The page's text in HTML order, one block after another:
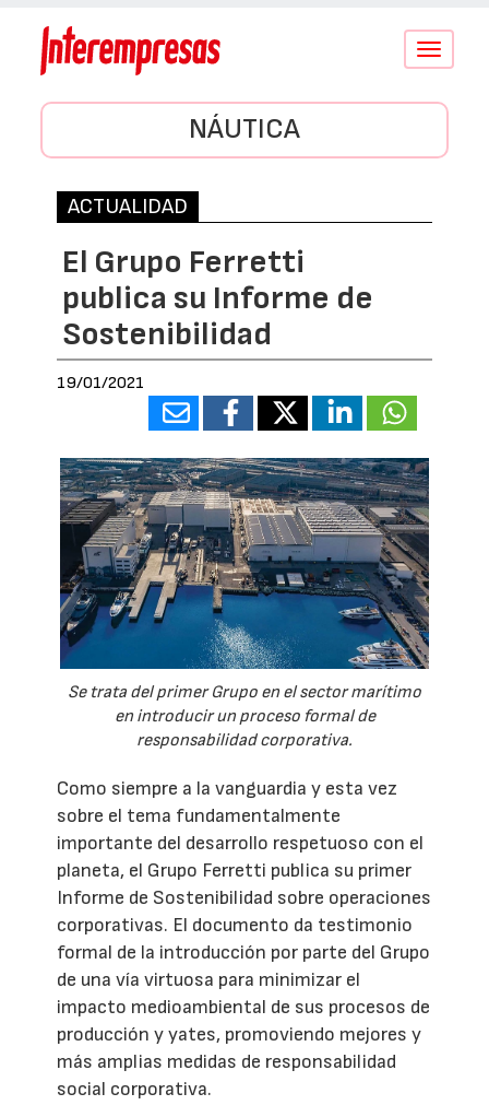
Conmutar
NÁUTICA
ACTUALIDAD
El Grupo Ferretti
publica su Informe de
Sostenibilidad
19/01/2021
Se trata del primer Grupo en el sector marítimo
en introducir un proceso formal de
responsabilidad corporativa.
Como siempre a la vanguardia y esta vez
sobre el tema fundamentalmente
importante del desarrollo respetuoso con el
planeta, el Grupo Ferretti publica su primer
Informe de Sostenibilidad sobre operaciones
corporativas. El documento da testimonio
formal de la introducción por parte del Grupo
de una vía virtuosa para minimizar el
impacto medioambiental de sus procesos de
producción y yates, promoviendo mejores y
más amplias medidas de responsabilidad
social corporativa.